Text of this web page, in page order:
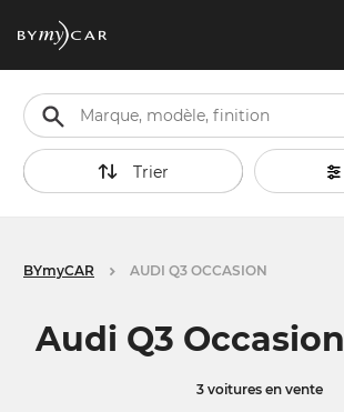
Trier
BYmyCAR AUDI Q3 OCCASION
Audi Q3 Occasion
3 voitures en vente